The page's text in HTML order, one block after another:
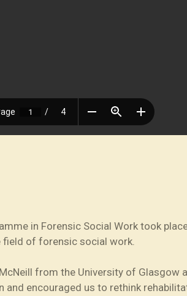
in Forensic Social Work took
field of forensic social work.
from the University of Glasgow
encouraged us to rethink